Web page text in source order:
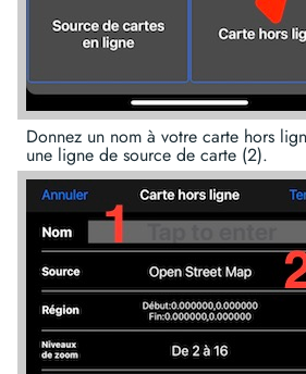
Donnez un nom à votre carte hors
une ligne de source de carte (2).